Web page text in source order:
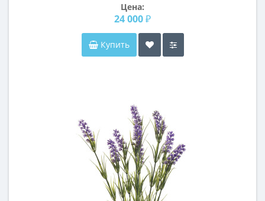
Цена:
24 000 ₽
Купить